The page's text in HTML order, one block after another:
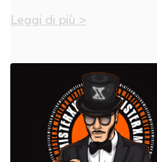
Leggi di più >